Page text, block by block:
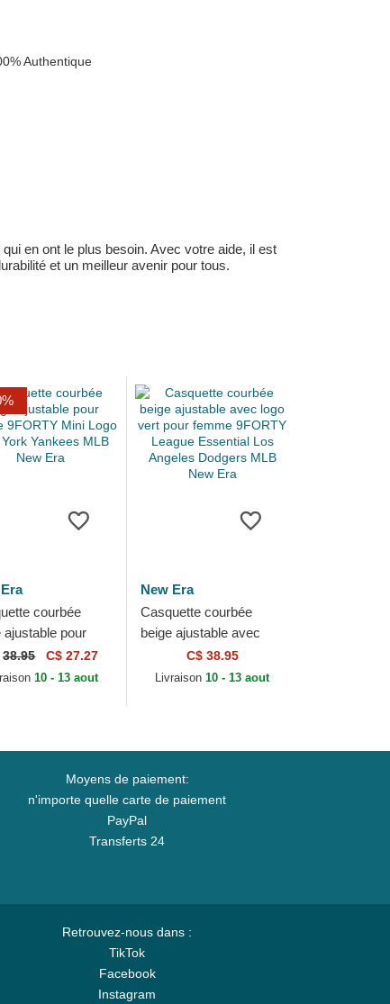
Authentique
en ont le plus besoin. Avec votre aide, il est
et un meilleur avenir pour tous.
courbée
ajustable pour
9FORTY Mini
New York
38.95 C$ 27.27
10 - 13 aout
New Era
Casquette courbée
beige ajustable avec
logo vert pour femme
9FORTY League
C$ 38.95
Livraison10 - 13 aout
Moyens de paiement:
n'importe quelle carte de paiement
PayPal
Transferts 24
Retrouvez-nous dans :
TikTok
Facebook
Instagram